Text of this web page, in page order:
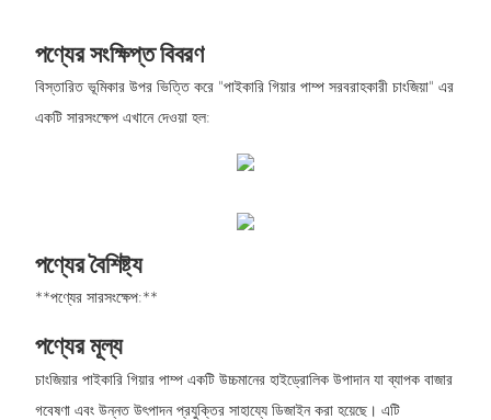
পণ্যের সংক্ষিপ্ত বিবরণ
বিস্তারিত ভূমিকার উপর ভিত্তি করে "পাইকারি গিয়ার পাম্প সরবরাহকারী চাংজিয়া" এর
একটি সারসংক্ষেপ এখানে দেওয়া হল:
পণ্যের বৈশিষ্ট্য
**পণ্যের সারসংক্ষেপ:**
পণ্যের মূল্য
চাংজিয়ার পাইকারি গিয়ার পাম্প একটি উচ্চমানের হাইড্রোলিক উপাদান যা ব্যাপক বাজার
গবেষণা এবং উন্নত উৎপাদন প্রযুক্তির সাহায্যে ডিজাইন করা হয়েছে। এটি